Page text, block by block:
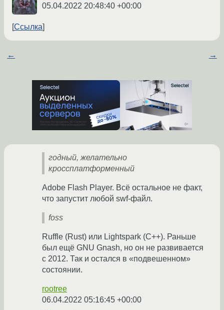
05.04.2022 20:48:40 +00:00
Ссылка
← →
годный, желательно
кроссплатформенный
Adobe Flash Player. Всё остальное не факт,
что запустит любой swf-файл.
foss
Ruffle (Rust) или Lightspark (C++). Раньше
был ещё GNU Gnash, но он не развивается
с 2012. Так и остался в «подвешенном»
состоянии.
rootree
06.04.2022 05:16:45 +00:00